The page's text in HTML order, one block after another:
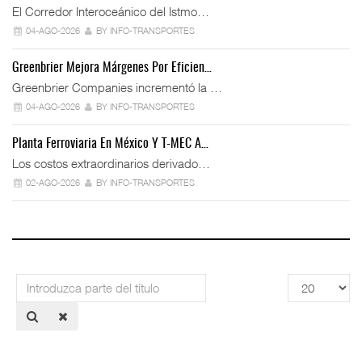
El Corredor Interoceánico del Istmo…
04-AGO-2026 BY INFO-TRANSPORTES
Greenbrier Mejora Márgenes Por Eficien…
Greenbrier Companies incrementó la …
04-AGO-2026 BY INFO-TRANSPORTES
Planta Ferroviaria En México Y T-MEC A…
Los costos extraordinarios derivado…
02-AGO-2026 BY INFO-TRANSPORTES
Introduzca
parte
del
Cantidad
a